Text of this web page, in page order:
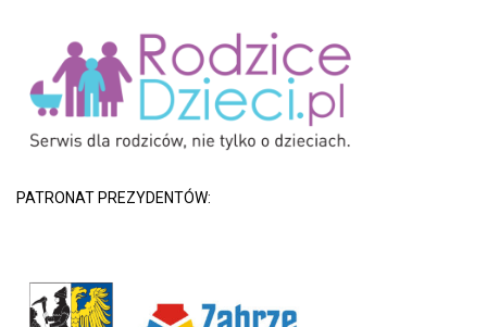
PATRONAT PREZYDENTÓW: